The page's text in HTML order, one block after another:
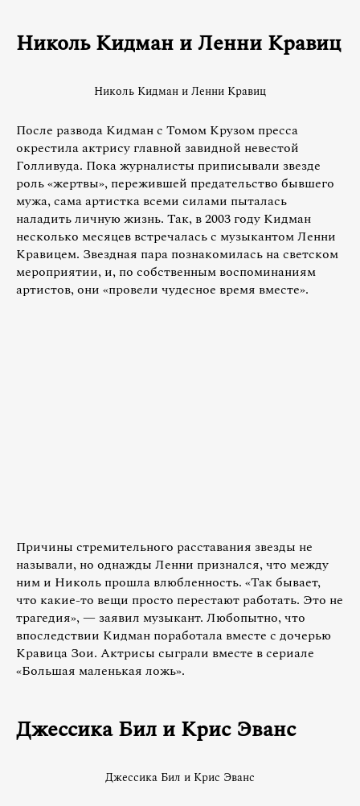
Николь Кидман и Ленни Кравиц
Николь Кидман и Ленни Кравиц
После развода Кидман с Томом Крузом пресса
окрестила актрису главной завидной невестой
Голливуда. Пока журналисты приписывали звезде
роль «жертвы», пережившей предательство бывшего
мужа, сама артистка всеми силами пыталась
наладить личную жизнь. Так, в 2003 году Кидман
несколько месяцев встречалась с музыкантом Ленни
Кравицем. Звездная пара познакомилась на светском
мероприятии, и, по собственным воспоминаниям
артистов, они «провели чудесное время вместе».
Причины стремительного расставания звезды не
называли, но однажды Ленни признался, что между
ним и Николь прошла влюбленность. «Так бывает,
что какие-то вещи просто перестают работать. Это не
трагедия», — заявил музыкант. Любопытно, что
впоследствии Кидман поработала вместе с дочерью
Кравица Зои. Актрисы сыграли вместе в сериале
«Большая маленькая ложь».
Джессика Бил и Крис Эванс
Джессика Бил и Крис Эванс